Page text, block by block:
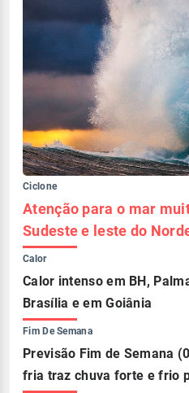
Ciclone
Atenção para o mar
Sudeste e leste do
Calor
Calor intenso em BH,
Brasília e em Goiânia
Fim De Semana
Previsão Fim de Semana
fria traz chuva forte e frio